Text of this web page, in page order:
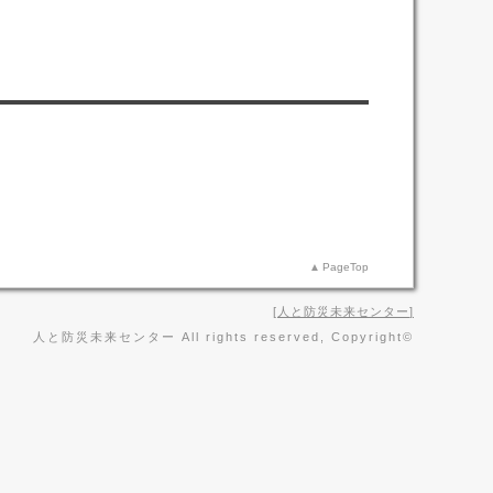
PageTop
人と防災未来センター
人と防災未来センター All rights reserved, Copyright©